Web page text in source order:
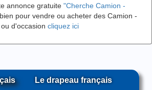
annonce gratuite "Cherche Camion -
bien pour vendre ou acheter des Camion -
d'occasion cliquez ici
Le drapeau français